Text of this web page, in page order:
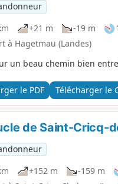
+21 m -19 m
à Hagetmau (Landes)
un beau chemin bien
le PDF Télécharger le
de Saint-Cricq-
+152 m -159 m